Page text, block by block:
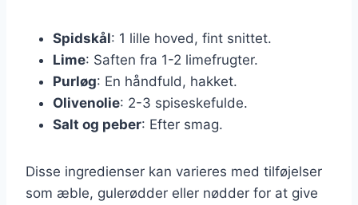
Spidskål: 1 lille hoved, fint snittet.
Lime: Saften fra 1-2 limefrugter.
Purløg: En håndfuld, hakket.
Olivenolie: 2-3 spiseskefulde.
Salt og peber: Efter smag.
Disse ingredienser kan varieres med tilføjelser
som æble, gulerødder eller nødder for at give